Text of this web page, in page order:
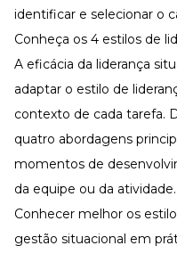
identificar e selecionar o
Conheça os 4 estilos de
A eficácia da liderança
adaptar o estilo de
contexto de cada tarefa.
quatro abordagens
momentos de
da equipe ou da atividade.
Conhecer melhor os
gestão situacional em